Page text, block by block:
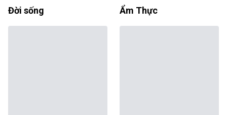
Đời sống Ẩm Thực